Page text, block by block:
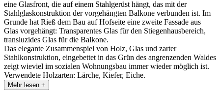
eine Glasfront, die auf einem Stahlgerüst hängt, das mit der
Stahlglaskonstruktion der vorgehängten Balkone verbunden ist. Im
Grunde hat Rieß dem Bau auf Hofseite eine zweite Fassade aus
Glas vorgehängt: Transparentes Glas für den Stiegenhausbereich,
transluzides Glas für die Balkone.
Das elegante Zusammenspiel von Holz, Glas und zarter
Stahlkonstruktion, eingebettet in das Grün des angrenzenden Waldes
zeigt wieviel im sozialen Wohnungsbau immer wieder möglich ist.
Verwendete Holzarten: Lärche, Kiefer, Eiche.
Mehr lesen +